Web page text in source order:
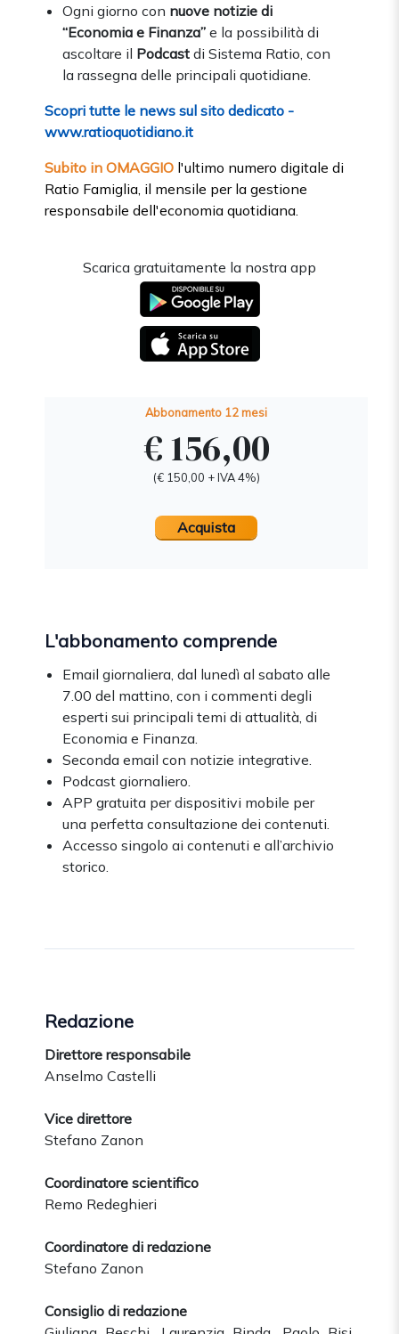
Ogni giorno con nuove notizie di
“Economia e Finanza” e la possibilità di
ascoltare il Podcast di Sistema Ratio, con
la rassegna delle principali quotidiane.
Scopri tutte le news sul sito dedicato -
www.ratioquotidiano.it
Subito in OMAGGIO l'ultimo numero digitale di
Ratio Famiglia, il mensile per la gestione
responsabile dell'economia quotidiana.
Scarica gratuitamente la nostra app
Abbonamento 12 mesi
€ 156,00
(€ 150,00 + IVA 4%)
Acquista
L'abbonamento comprende
Email giornaliera, dal lunedì al sabato alle
7.00 del mattino, con i commenti degli
esperti sui principali temi di attualità, di
Economia e Finanza.
Seconda email con notizie integrative.
Podcast giornaliero.
APP gratuita per dispositivi mobile per
una perfetta consultazione dei contenuti.
Accesso singolo ai contenuti e all’archivio
storico.
Redazione
Direttore responsabile
Anselmo Castelli
Vice direttore
Stefano Zanon
Coordinatore scientifico
Remo Redeghieri
Coordinatore di redazione
Stefano Zanon
Consiglio di redazione